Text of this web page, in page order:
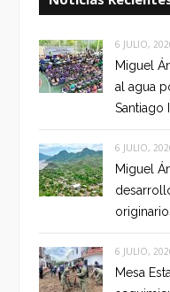
6 JULIO,
Miguel
al agua
Santiago
6 JULIO,
Miguel
6 JULIO,
Mesa